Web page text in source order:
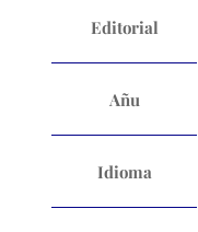
Editorial
Añu
Idioma